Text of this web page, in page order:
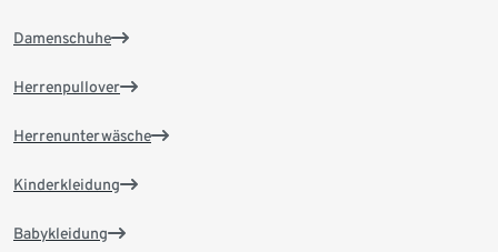
Damenschuhe
Herrenpullover
Herrenunterwäsche
Kinderkleidung
Babykleidung